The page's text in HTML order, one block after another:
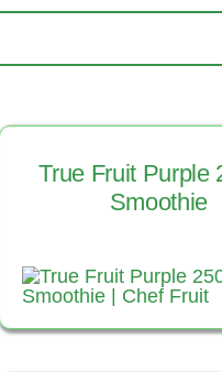
True Fruit Purple
Smoothie